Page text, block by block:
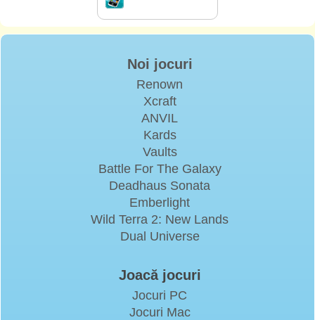
Noi jocuri
Renown
Xcraft
ANVIL
Kards
Vaults
Battle For The Galaxy
Deadhaus Sonata
Emberlight
Wild Terra 2: New Lands
Dual Universe
Joacă jocuri
Jocuri PC
Jocuri Mac